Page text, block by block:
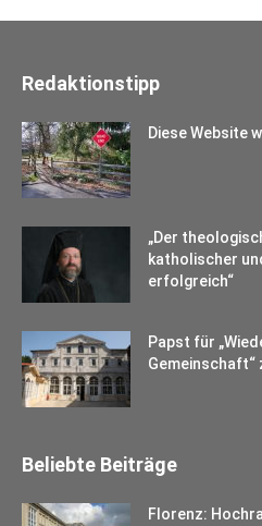
Redaktionstipp
Diese Website
„Der
katholischer
erfolgreich“
Papst für
Gemeinschaft“
Beliebte Beiträge
Florenz: